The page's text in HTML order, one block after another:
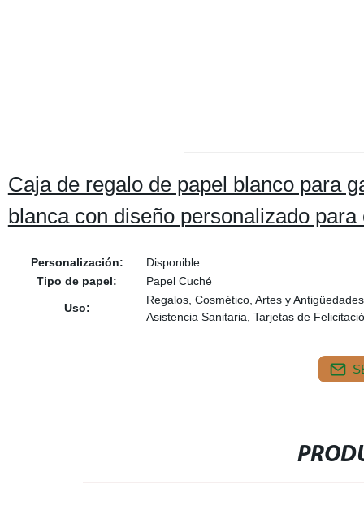
Caja de regalo de papel blanco para
blanca con diseño personalizado
Personalización:
Disponible
Tipo de papel:
Papel Cuché
Uso:
Regalos, Cosmético, Artes y
Asistencia Sanitaria, Tarjetas de